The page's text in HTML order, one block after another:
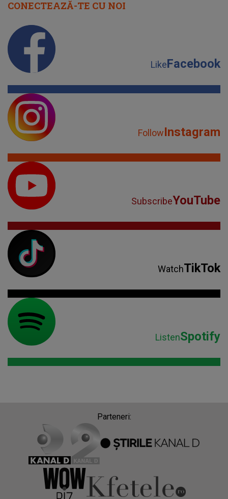
CONECTEAZĂ-TE CU NOI
LikeFacebook
FollowInstagram
SubscribeYouTube
WatchTikTok
ListenSpotify
Parteneri: